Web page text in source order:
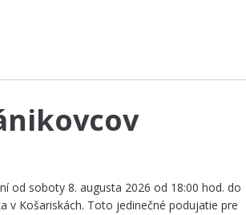
od soboty 8. augusta 2026 od 18:00 hod. do
v Košariskách. Toto jedinečné podujatie pre